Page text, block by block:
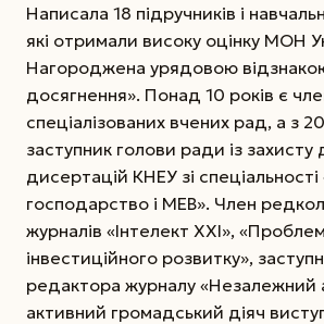
Написала 18 підручників і
які отримали високу оцінку МОН
Нагороджена урядовою
досягнення». Понад 10 років є
спеціалізованих вчених рад, а з
заступник голови ради із захисту
дисертацій КНЕУ зі спеціальності
господарство і МЕВ». Член
журналів «Інтелект ХХІ»,
інвестиційного розвитку»,
редактора журналу «Незалежний
активний громадський діяч